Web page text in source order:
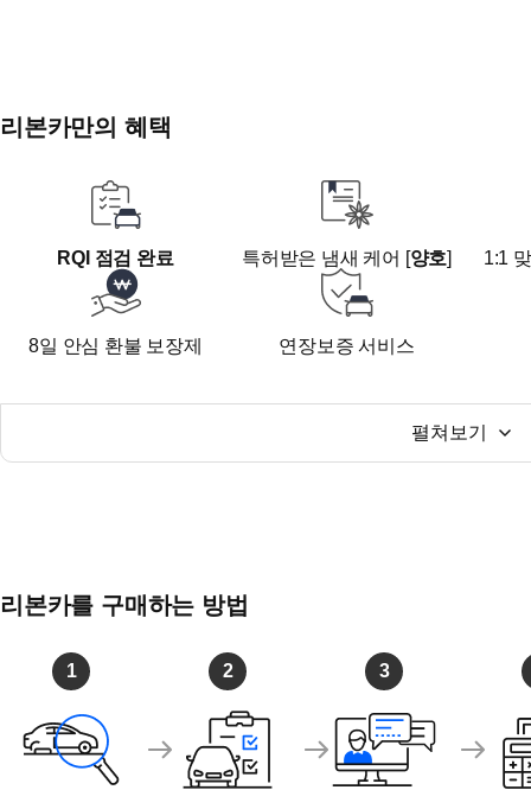
● 오시는길
- 인천광역시 서구 정서진로70 (리본카 청라지점)
리본카만의 혜택
RQI 점검 완료 특허받은 냄새 케어 [양호] 1:1
8일 안심 환불 보장제 연장보증 서비스
펼쳐보기
리본카를 구매하는 방법
1 2 3